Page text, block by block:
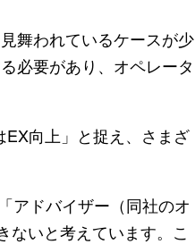
舞われているケースが少
必要があり、オペレータ
向上」と捉え、さまざ
アドバイザー（同社のオ
ないと考えています。こ